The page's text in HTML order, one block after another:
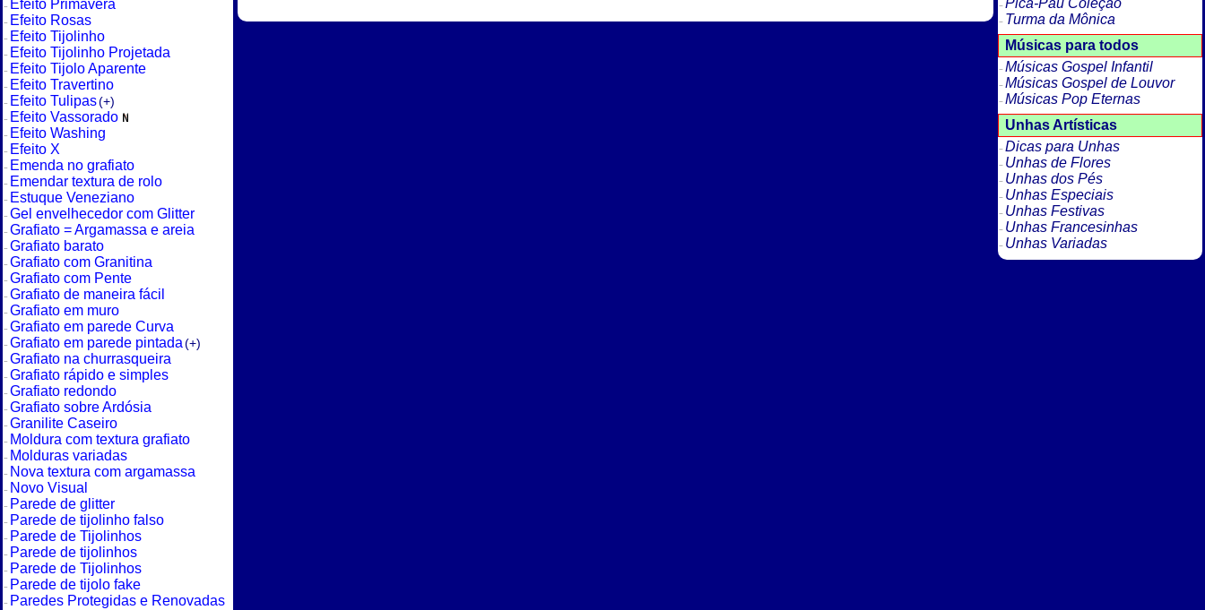
Efeito Primavera
Efeito Rosas
Efeito Tijolinho
Efeito Tijolinho Projetada
Efeito Tijolo Aparente
Efeito Travertino
Efeito Tulipas(+)
Efeito Vassorado
Efeito Washing
Efeito X
Emenda no grafiato
Emendar textura de rolo
Estuque Veneziano
Gel envelhecedor com Glitter
Grafiato = Argamassa e areia
Grafiato barato
Grafiato com Granitina
Grafiato com Pente
Grafiato de maneira fácil
Grafiato em muro
Grafiato em parede Curva
Grafiato em parede pintada (+)
Grafiato na churrasqueira
Grafiato rápido e simples
Grafiato redondo
Grafiato sobre Ardósia
Granilite Caseiro
Moldura com textura grafiato
Molduras variadas
Nova textura com argamassa
Novo Visual
Parede de glitter
Parede de tijolinho falso
Parede de Tijolinhos
Parede de tijolinhos
Parede de Tijolinhos
Parede de tijolo fake
Paredes Protegidas e Renovadas
Pica-Pau Coleção
Turma da Mônica
Músicas para todos
Músicas Gospel Infantil
Músicas Gospel de Louvor
Músicas Pop Eternas
Unhas Artísticas
Dicas para Unhas
Unhas de Flores
Unhas dos Pés
Unhas Especiais
Unhas Festivas
Unhas Francesinhas
Unhas Variadas